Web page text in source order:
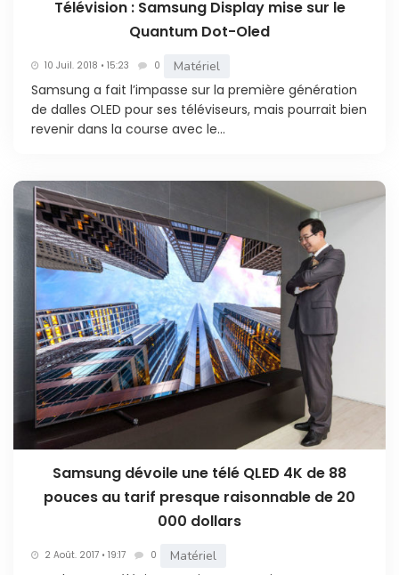
Télévision : Samsung Display mise sur le
Quantum Dot-Oled
10 Juil. 2018 • 15:23 0 Matériel
Samsung a fait l’impasse sur la première génération
de dalles OLED pour ses téléviseurs, mais pourrait bien
revenir dans la course avec le...
Samsung dévoile une télé QLED 4K de 88
pouces au tarif presque raisonnable de 20
000 dollars
2 Août. 2017 • 19:17 0 Matériel